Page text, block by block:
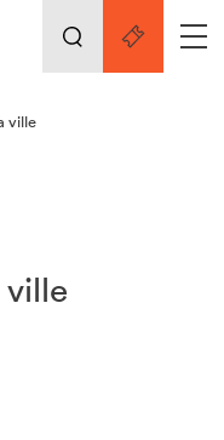
Nos activités
ville
ville